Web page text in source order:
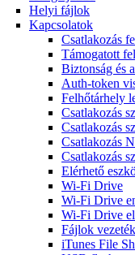
Helyi fájlok
Kapcsolatok
Csatlakozás
Támogatott
Biztonság és
Auth-token
Felhőtárhely
Csatlakozás
Csatlakozás
Csatlakozás
Csatlakozás
Elérhető
Wi-Fi Drive
Wi-Fi Drive
Wi-Fi Drive
Fájlok
iTunes File